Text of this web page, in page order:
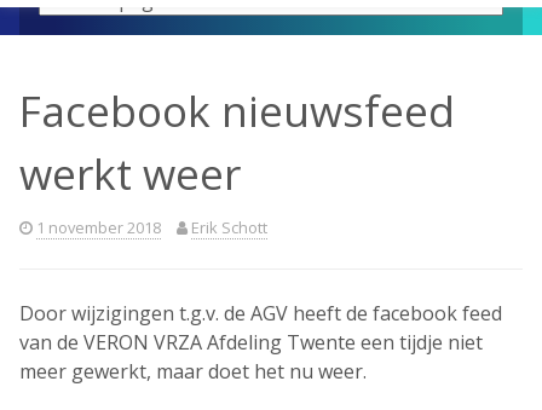
Facebook nieuwsfeed
werkt weer
1 november 2018 Erik Schott
Door wijzigingen t.g.v. de AGV heeft de facebook feed
van de VERON VRZA Afdeling Twente een tijdje niet
meer gewerkt, maar doet het nu weer.